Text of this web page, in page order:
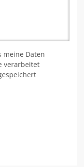
meine Daten
verarbeitet